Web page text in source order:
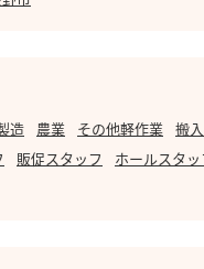
造 農業 その他軽作業 搬
販促スタッフ ホールスタッ